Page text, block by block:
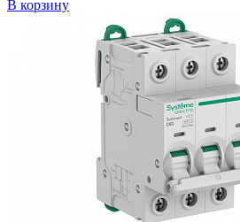
В корзинy